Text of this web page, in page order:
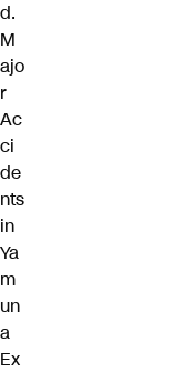
d.
M
ajo
r
Ac
ci
de
nts
in
Ya
m
un
a
Ex